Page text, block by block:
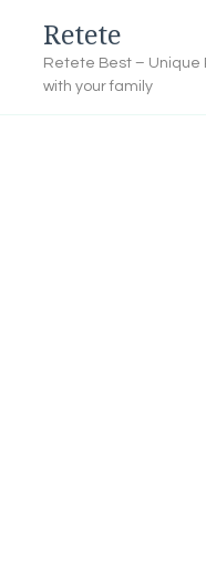
Retete
Retete Best – Unique
with your family